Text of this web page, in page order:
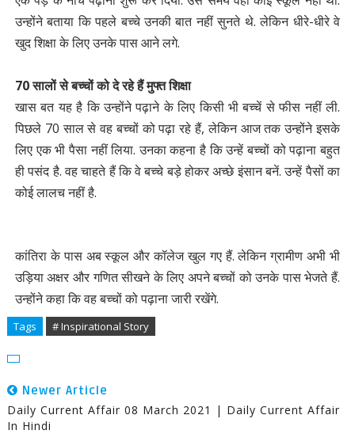
उन्होंने बताया कि पहले बच्चे उनकी बात नहीं सुनते थे. लेकिन धीरे-धीरे वे
खुद शिक्षा के लिए उनके पास आने लगे.
70 सालों से बच्चों को दे रहे हैं मुफ्त शिक्षा
खास बत यह है कि उन्होंने पढ़ाने के लिए किसी भी बच्चें से फीस नहीं ली.
पिछले 70 साल से वह बच्चों को पढ़ा रहे हैं, लेकिन आज तक उन्होंने इसके
लिए एक भी पैसा नहीं लिया. उनका कहना है कि उन्हें बच्चों को पढ़ाना बहुत
ही पसंद है. वह चाहते हैं कि वे बच्चे बड़े होकर अच्छे इंसान बनें. उन्हें पैसों का
कोई लालच नहीं है.
कांतिरा के पास अब स्कूल और कॉलेज खुल गए हैं. लेकिन ग्रामीण अभी भी
उड़िया अक्षर और गणित सीखने के लिए अपने बच्चों को उनके पास भेजते हैं.
उन्होंने कहा कि वह बच्चों को पढ़ाना जारी रखेंगे.
Tags # Inspirational Story
Newer Article
Daily Current Affair 08 March 2021 | Daily Current Affair
In Hindi